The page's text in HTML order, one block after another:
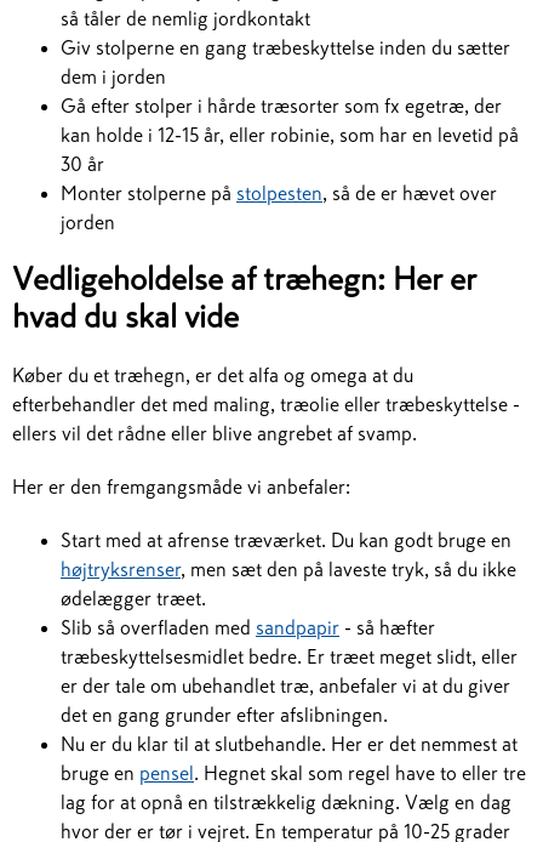
så tåler de nemlig jordkontakt
Giv stolperne en gang træbeskyttelse inden du sætter
dem i jorden
Gå efter stolper i hårde træsorter som fx egetræ, der
kan holde i 12-15 år, eller robinie, som har en levetid på
30 år
Monter stolperne på stolpesten , så de er hævet over
jorden
Vedligeholdelse af træhegn: Her er
hvad du skal vide
Køber du et træhegn, er det alfa og omega at du
efterbehandler det med maling, træolie eller træbeskyttelse -
ellers vil det rådne eller blive angrebet af svamp.
Her er den fremgangsmåde vi anbefaler:
Start med at afrense træværket. Du kan godt bruge en
højtryksrenser, men sæt den på laveste tryk, så du ikke
ødelægger træet.
Slib så overfladen med sandpapir - så hæfter
træbeskyttelsesmidlet bedre. Er træet meget slidt, eller
er der tale om ubehandlet træ, anbefaler vi at du giver
det en gang grunder efter afslibningen.
Nu er du klar til at slutbehandle. Her er det nemmest at
bruge en pensel
. Hegnet skal som regel have to eller tre
lag for at opnå en tilstrækkelig dækning. Vælg en dag
hvor der er tør i vejret. En temperatur på 10-25 grader